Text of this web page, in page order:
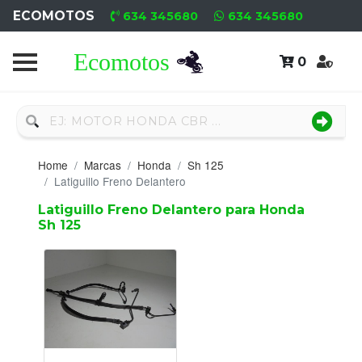
ECOMOTOS 634 345680 634 345680
0
Home
Nuevo
Neumáticos
Campa
Motores
Nuevos
Motores
Usados
Home Marcas Honda
Sh 125
Latiguillo Freno Delantero
Latiguillo Freno Delantero para Honda
Sh 125